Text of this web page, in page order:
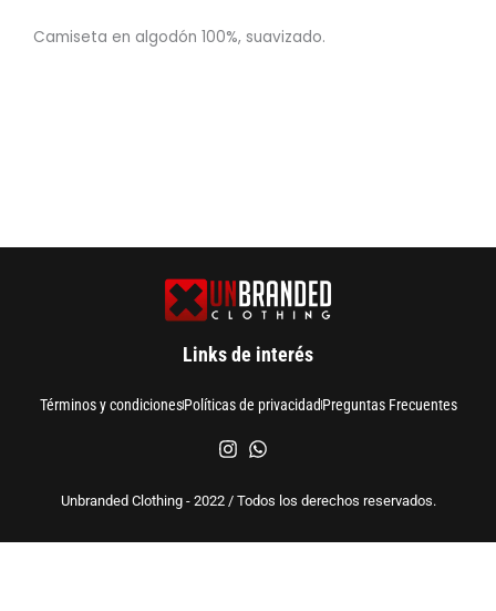
Camiseta en algodón 100%, suavizado.
Links de interés
Términos y condicionesPolíticas de privacidadPreguntas Frecuentes
Unbranded Clothing - 2022 / Todos los derechos reservados.